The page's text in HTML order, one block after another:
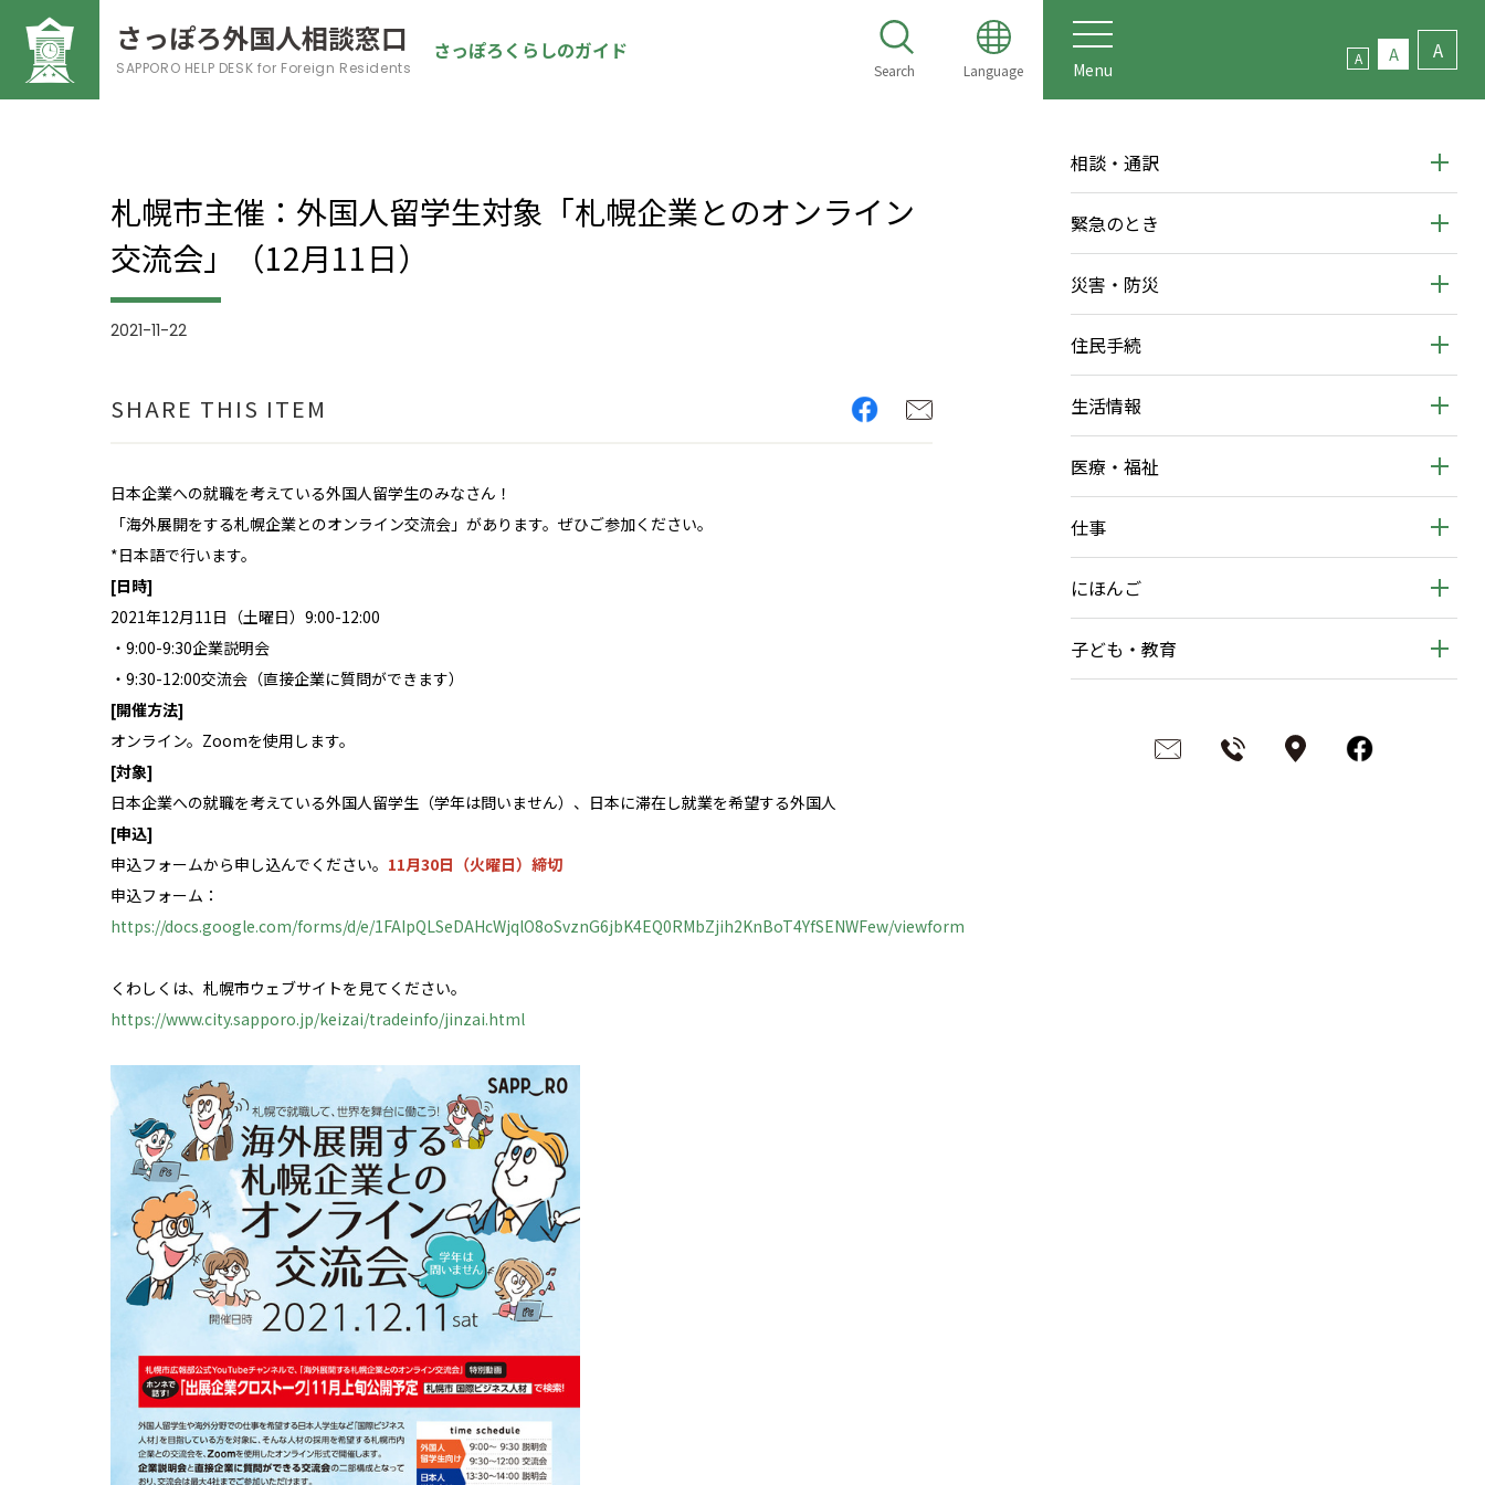
さっぽろ外国人相談窓口
SAPPORO HELP DESK for Foreign Residents
さっぽろくらしのガイド
Search Language Menu
A A A
相談・通訳
緊急のとき
災害・防災
住民手続
生活情報
医療・福祉
仕事
にほんご
子ども・教育
札幌市主催：外国人留学生対象「札幌企業とのオンライン
交流会」（12月11日）
2021-11-22
SHARE THIS ITEM
日本企業への就職を考えている外国人留学生のみなさん！
「海外展開をする札幌企業とのオンライン交流会」があります。ぜひご参加ください。
*日本語で行います。
[日時]
2021年12月11日（土曜日）9:00-12:00
・9:00-9:30企業説明会
・9:30-12:00交流会（直接企業に質問ができます）
[開催方法]
オンライン。Zoomを使用します。
[対象]
日本企業への就職を考えている外国人留学生（学年は問いません）、日本に滞在し就業を希望する外国人
[申込]
申込フォームから申し込んでください。 11月30日（火曜日）締切
申込フォーム：
https://docs.google.com/forms/d/e/1FAIpQLSeDAHcWjqlO8oSvznG6jbK4EQ0RMbZjih2KnBoT4YfSENWFew/viewform
くわしくは、札幌市ウェブサイトを見てください。
https://www.city.sapporo.jp/keizai/tradeinfo/jinzai.html